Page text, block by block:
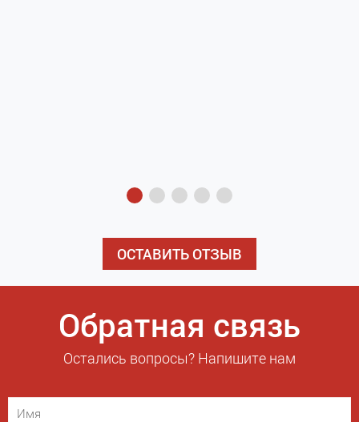
ОСТАВИТЬ ОТЗЫВ
Обратная связь
Остались вопросы? Напишите нам